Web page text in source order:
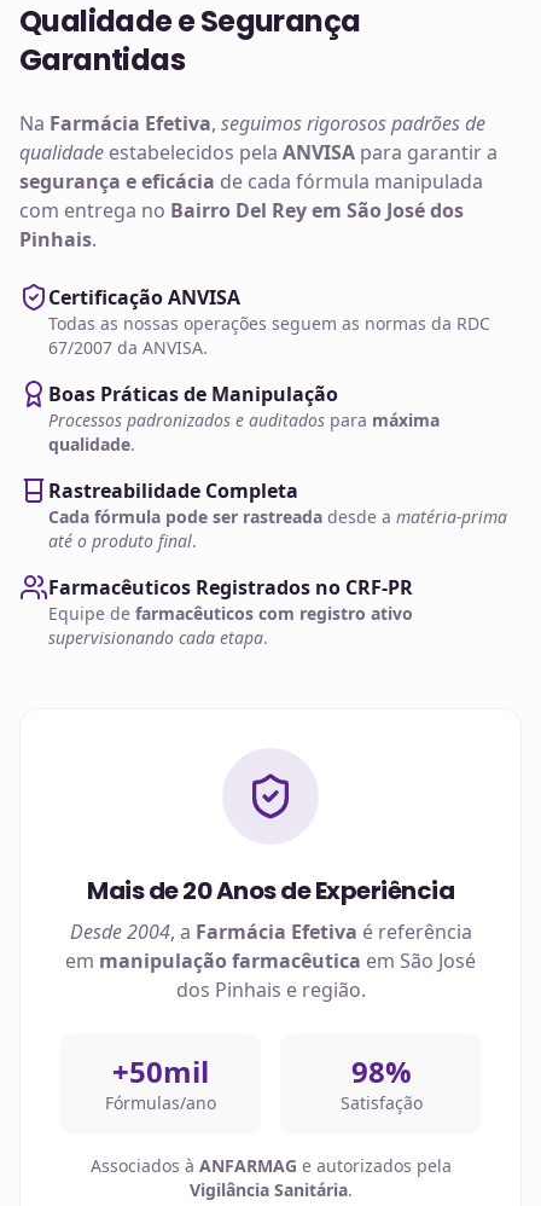
Qualidade e Segurança
Garantidas
Na Farmácia Efetiva, seguimos rigorosos padrões de
qualidade estabelecidos pela ANVISA para garantir a
segurança e eficácia de cada fórmula manipulada
com entrega no Bairro Del Rey em São José dos
Pinhais.
Certificação ANVISA
Todas as nossas operações seguem as normas da RDC
67/2007 da ANVISA.
Boas Práticas de Manipulação
Processos padronizados e auditados para máxima
qualidade.
Rastreabilidade Completa
Cada fórmula pode ser rastreada desde a matéria-prima
até o produto final.
Farmacêuticos Registrados no CRF-PR
Equipe de farmacêuticos com registro ativo
supervisionando cada etapa.
Mais de 20 Anos de Experiência
Desde 2004, a Farmácia Efetiva é referência
em manipulação farmacêutica em São José
dos Pinhais e região.
+50mil
Fórmulas/ano
98%
Satisfação
Associados à ANFARMAG e autorizados pela
Vigilância Sanitária.